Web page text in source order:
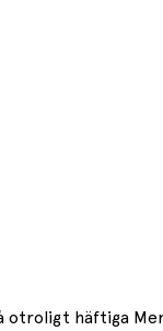
häftiga